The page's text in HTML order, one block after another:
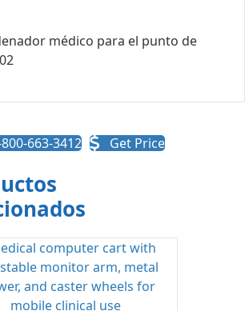
663-3412 Get Price